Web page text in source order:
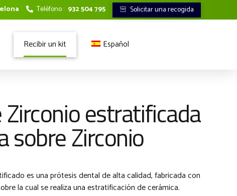
Teléfono : 932 504 795 Solicitar una recogida
Recibir un kit
Español
Zirconio estratificada
sobre Zirconio
es una prótesis dental de alta calidad, fabricada con
la cual se realiza una estratificación de cerámica.